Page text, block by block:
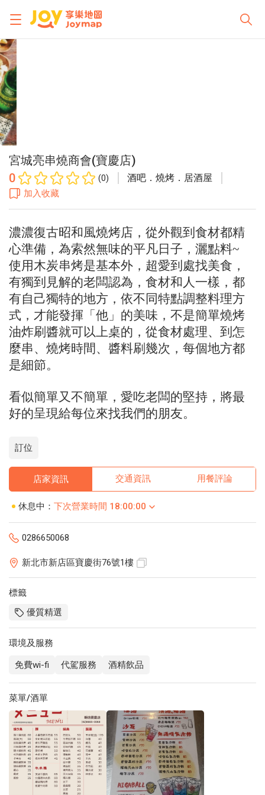
宮城亮串燒商會(寶慶店)
0
(0) 酒吧．燒烤．居酒屋
加入收藏
濃濃復古昭和風燒烤店，從外觀到食材都精
心準備，為索然無味的平凡日子，灑點料~
使用木炭串烤是基本外，超愛到處找美食，
有獨到見解的老闆認為，食材和人一樣，都
有自己獨特的地方，依不同特點調整料理方
式，才能發揮「他」的美味，不是簡單燒烤
油炸刷醬就可以上桌的，從食材處理、到怎
麼串、燒烤時間、醬料刷幾次，每個地方都
是細節。
看似簡單又不簡單，愛吃老闆的堅持，將最
好的呈現給每位來找我們的朋友。
訂位
店家資訊 交通資訊 用餐評論
休息中： 下次營業時間 18:00:00
0286650068
新北市新店區寶慶街76號1樓
標籤
優質精選
環境及服務
免費wi-fi 代駕服務 酒精飲品
菜單/酒單